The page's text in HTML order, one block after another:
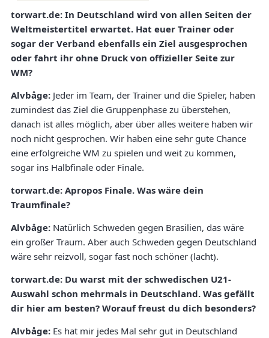
torwart.de: In Deutschland wird von allen Seiten der
Weltmeistertitel erwartet. Hat euer Trainer oder
sogar der Verband ebenfalls ein Ziel ausgesprochen
oder fahrt ihr ohne Druck von offizieller Seite zur
WM?
Alvbåge: Jeder im Team, der Trainer und die Spieler, haben
zumindest das Ziel die Gruppenphase zu überstehen,
danach ist alles möglich, aber über alles weitere haben wir
noch nicht gesprochen. Wir haben eine sehr gute Chance
eine erfolgreiche WM zu spielen und weit zu kommen,
sogar ins Halbfinale oder Finale.
torwart.de: Apropos Finale. Was wäre dein
Traumfinale?
Alvbåge: Natürlich Schweden gegen Brasilien, das wäre
ein großer Traum. Aber auch Schweden gegen Deutschland
wäre sehr reizvoll, sogar fast noch schöner (lacht).
torwart.de: Du warst mit der schwedischen U21-
Auswahl schon mehrmals in Deutschland. Was gefällt
dir hier am besten? Worauf freust du dich besonders?
Alvbåge: Es hat mir jedes Mal sehr gut in Deutschland